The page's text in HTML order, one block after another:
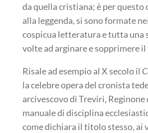
da quella cristiana; è per questo
alla leggenda, si sono formate
cospicua letteratura e tutta una
volte ad arginare e sopprimere
Risale ad esempio al X secolo il
la celebre opera del cronista
arcivescovo di Treviri, Reginone
manuale di disciplina
come dichiara il titolo stesso, ai